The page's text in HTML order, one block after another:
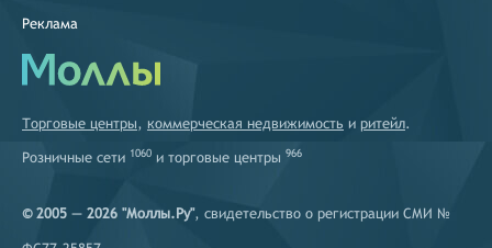
Реклама
Торговые центры, коммерческая недвижимость и ритейл.
Розничные сети 1060 и торговые центры 966
© 2005 — 2026 "Моллы.Ру", свидетельство о регистрации СМИ №